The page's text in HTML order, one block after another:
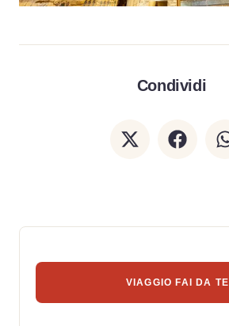
Condividi
VIAGGIO FAI DA TE